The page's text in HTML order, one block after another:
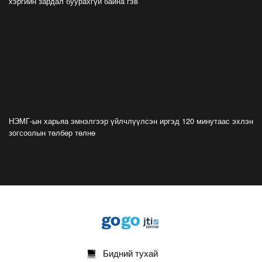
дэргэдээс Трамп холдохыг хүссэнгүй
2026-07-20
Б.Орхонбаяр
НЭМГ-ын харьяа эмнэлгээр үйлчлүүлсэн иргэд 120 минутаас эхлэн
зогсоолын төлбөр төлнө
Бидний тухай